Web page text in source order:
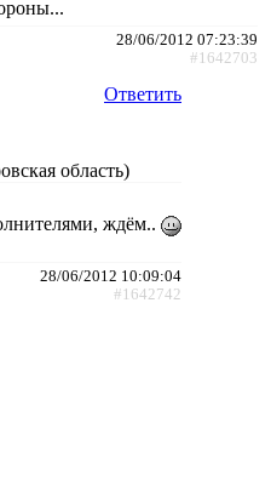
28/06/2012 07:23:39
#1642703
Ответить
область)
ждём..
28/06/2012 10:09:04
#1642742